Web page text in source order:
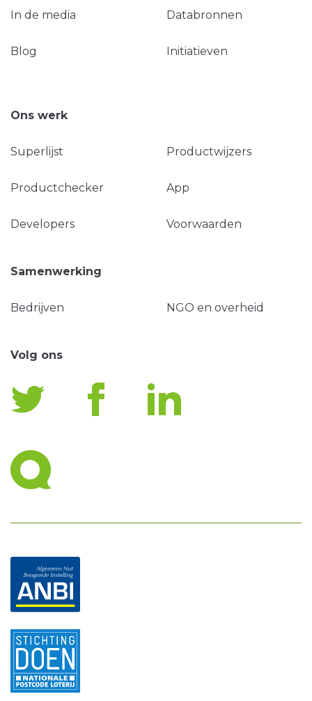
In de media Databronnen
Blog Initiatieven
Ons werk
Superlijst Productwijzers
Productchecker App
Developers Voorwaarden
Samenwerking
Bedrijven NGO en overheid
Volg ons